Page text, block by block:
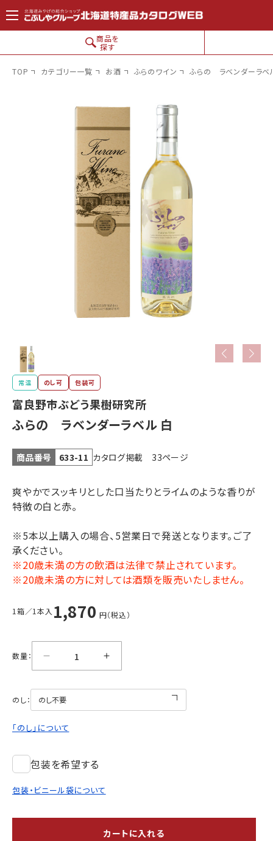
コンテン
ツに進
商品を
探す
TOP カテゴリー一覧 お酒 ふらのワイン ふらの ラベンダーラベ
常温 のし可 包装可
富良野市ぶどう果樹研究所
ふらの ラベンダーラベル 白
商品番号 633-11 カタログ掲載 33ページ
爽やかでスッキリとした口当たりとライムのような香りが
特徴の白と赤。
※5本以上購入の場合、5営業日で発送となります。ご了
承ください。
※20歳未満の方の飲酒は法律で禁止されています。
※20歳未満の方に対しては酒類を販売いたしません。
1箱／1本入 1,870 円（税込）
数量：
のし：
「のし」について
包装を希望する
包装・ビニール袋について
カートに入れる